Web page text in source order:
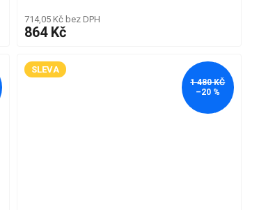
714,05 Kč bez DPH
864 Kč
SLEVA
1 480 KČ
–20 %